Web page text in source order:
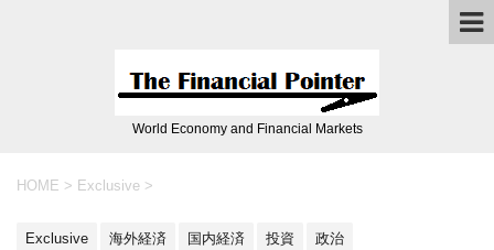
World Economy and Financial Markets
HOME > Exclusive >
Exclusive 海外経済 国内経済 投資 政治